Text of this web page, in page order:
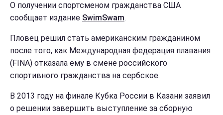
О получении спортсменом гражданства США
сообщает издание SwimSwam.
Пловец решил стать американским гражданином
после того, как Международная федерация плавания
(FINA) отказала ему в смене российского
спортивного гражданства на сербское.
В 2013 году на финале Кубка России в Казани заявил
о решении завершить выступление за сборную